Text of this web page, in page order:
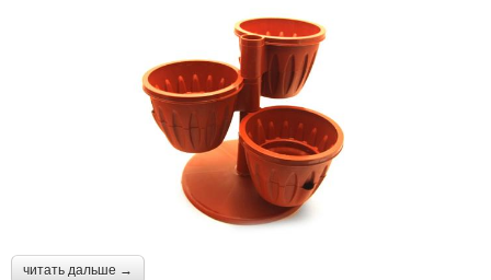
читать дальше →